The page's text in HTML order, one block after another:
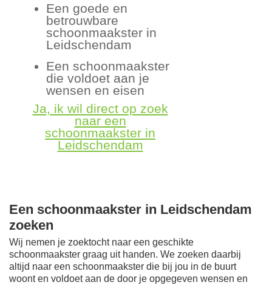
Een goede en
betrouwbare
schoonmaakster in
Leidschendam
Een schoonmaakster
die voldoet aan je
wensen en eisen
Ja, ik wil direct op zoek
naar een
schoonmaakster in
Leidschendam
Een schoonmaakster in Leidschendam
zoeken
Wij nemen je zoektocht naar een geschikte
schoonmaakster graag uit handen. We zoeken daarbij
altijd naar een schoonmaakster die bij jou in de buurt
woont en voldoet aan de door je opgegeven wensen en